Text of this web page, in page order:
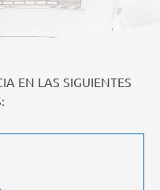
EN LAS SIGUIENTES